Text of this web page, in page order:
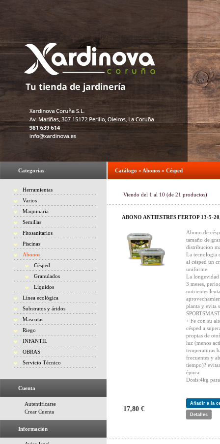
Categorías
Herramientas
Varios
Maquinaria
Semillas
Fitosanitarios
Piscinas
Abonos
Césped
Granulados
Líquidos
Línea ecológica
Substratos y áridos
Mascotas
Riego
INFANTIL
OBRAS
Servicio Técnico
Cuenta
Autentificarse
Crear Cuenta
Información
Catálogo » Abonos » Césped
Viendo del 1 al 10 (de 21 productos)
ABONO ANTIESTRES FERTOP 13-5-
Abono de
tamaño de
distribucion
La tecnologia
al césped un
uniforme.
La longevidad
3 meses,
nutrientes
planta y evita
+ Fe con su
césped a
propias de
luz (menos
temperaturas
frecuentes y
tiempo)?
época.
Dosis:4kg
17,80 €
Añadir a la
Detalles